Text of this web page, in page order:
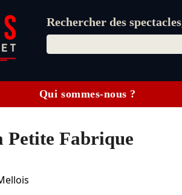
Rechercher des
Qui sommes-nous ?
Petite Fabrique